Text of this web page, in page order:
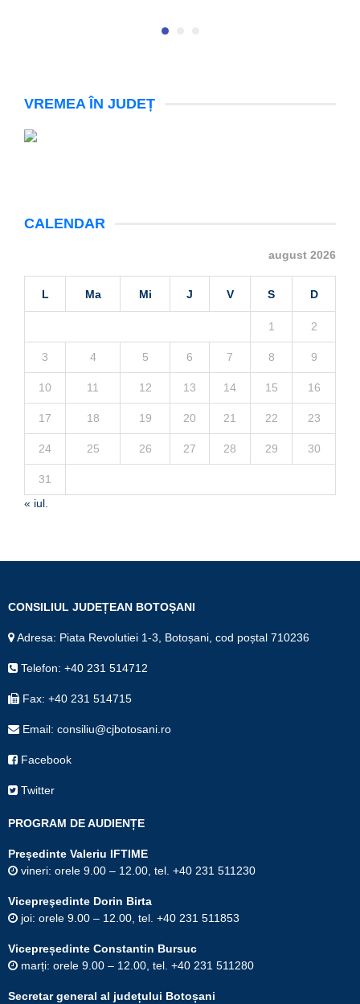
VREMEA ÎN JUDEȚ
CALENDAR
august 2026
L Ma Mi J V S D
1 2
3 4 5 6 7 8 9
10 11 12 13 14 15 16
17 18 19 20 21 22 23
24 25 26 27 28 29 30
31
« iul.
CONSILIUL JUDEȚEAN BOTOȘANI
Adresa: Piata Revolutiei 1-3, Botoșani, cod poștal 710236
Telefon: +40 231 514712
Fax: +40 231 514715
Email: consiliu@cjbotosani.ro
Facebook
Twitter
PROGRAM DE AUDIENȚE
Președinte Valeriu IFTIME
vineri: orele 9.00 – 12.00, tel. +40 231 511230
Vicepreşedinte Dorin Birta
joi: orele 9.00 – 12.00, tel. +40 231 511853
Vicepreședinte Constantin Bursuc
marți: orele 9.00 – 12.00, tel. +40 231 511280
Secretar general al județului Botoșani